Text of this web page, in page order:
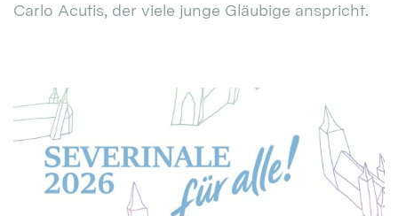
Carlo Acutis, der viele junge Gläubige anspricht.